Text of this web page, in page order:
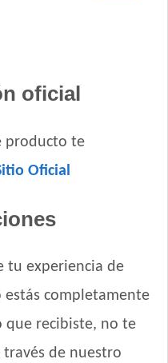
oficial
producto te
Oficial
tu experiencia de
estás completamente
que recibiste, no te
través de nuestro